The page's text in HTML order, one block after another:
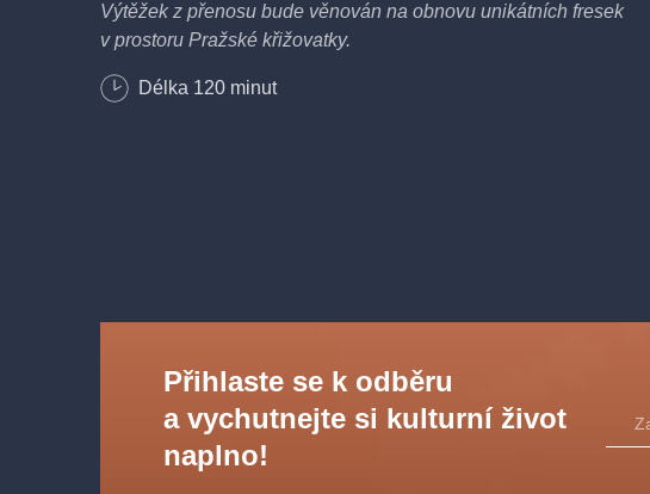
Výtěžek z přenosu bude věnován na obnovu unikátních fresek
v prostoru Pražské křižovatky.
Délka 120 minut
Přihlaste se k odběru
a vychutnejte si kulturní život
naplno!